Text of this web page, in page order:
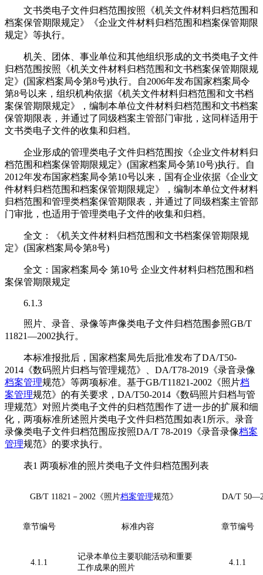
文书类电子文件归档范围按照《机关文件材料归档范围和
档案保管期限规定》《企业文件材料归档范围和档案保管期限
规定》等执行。
机关、团体、事业单位和其他组织形成的文书类电子文件
归档范围按照《机关文件材料归档范围和文书档案保管期限规
定》(国家档案局令第8号)执行。自2006年发布国家档案局令
第8号以来，组织机构依据《机关文件材料归档范围和文书档
案保管期限规定》，编制本单位文件材料归档范围和文书档案
保管期限表，并通过了同级档案主管部门审批，这同样适用于
文书类电子文件的收集和归档。
企业形成的管理类电子文件归档范围按《企业文件材料归
档范围和档案保管期限规定》(国家档案局令第10号)执行。自
2012年发布国家档案局令第10号以来，国有企业依据《企业文
件材料归档范围和档案保管期限规定》，编制本单位文件材料
归档范围和管理类档案保管期限表，并通过了同级档案主管部
门审批，也适用于管理类电子文件的收集和归档。
全文：《机关文件材料归档范围和文书档案保管期限规
定》(国家档案局令第8号)
全文：国家档案局令 第10号 企业文件材料归档范围和档
案保管期限规定
6.1.3
照片、录音、录像等声像类电子文件归档范围参照GB/T
11821—2002执行。
本标准报批后，国家档案局先后批准发布了DA/T50-
2014《数码照片归档与管理规范》、DA/T78-2019《录音录像
档案管理规范》等两项标准。基于GB/T11821-2002《照片档
案管理规范》的有关要求，DA/T50-2014《数码照片归档与管
理规范》对照片类电子文件的归档范围作了进一步的扩展和细
化，两项标准所述照片类电子文件归档范围如表1所示。录音
录像类电子文件归档范围应按照DA/T 78-2019《录音录像档案
管理规范》的要求执行。
表1 两项标准的照片类电子文件归档范围列表
GB/T 11821－2002《照片档案管理规范》 DA/T
章节编号 标准内容 章节编号
4.1.1
记录本单位主要职能活动和重要
工作成果的照片
4.1.1